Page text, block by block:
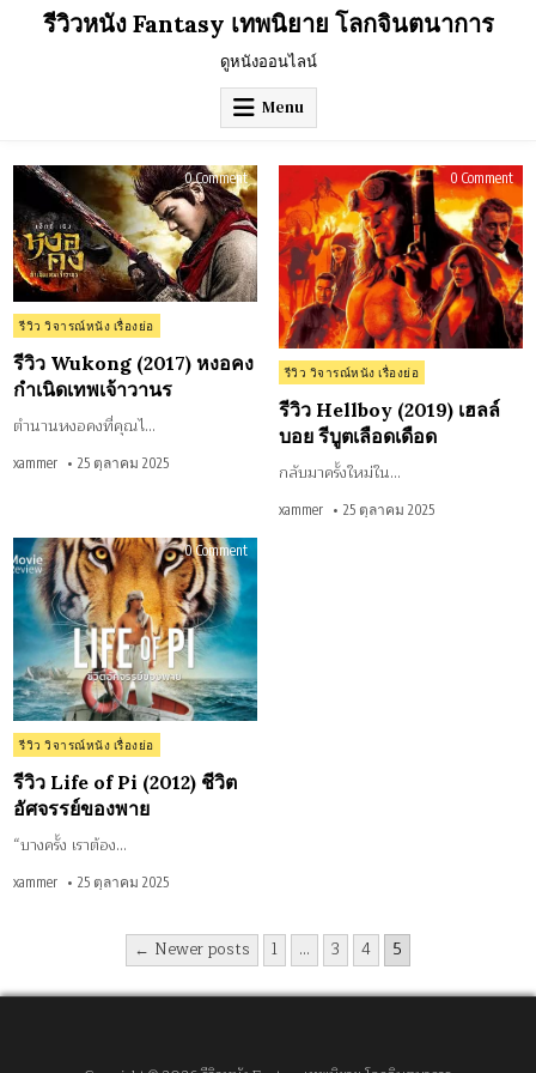
รีวิวหนัง Fantasy เทพนิยาย โลกจินตนาการ
ดูหนังออนไลน์
Menu
0 Commenton
รีวิว
Wukong
(2017)
หงอ
คง
กำเนิด
เทพเจ้า
วานร
Posted
in
รีวิว วิจารณ์หนัง เรื่องย่อ
รีวิว Wukong (2017) หงอคง
กำเนิดเทพเจ้าวานร
ตำนานหงอคงที่คุณไ…
xammer 25 ตุลาคม 2025
0 Commenton
รีวิว
เฮ
ลล์
บอ
รี
บูต
เลื
เดื
Posted
in
รีวิว วิจารณ์หนัง เรื่องย่อ
รีวิว Hellboy (2019) เฮลล์
บอย รีบูตเลือดเดือด
กลับมาครั้งใหม่ใน…
xammer 25 ตุลาคม 2025
0 Commenton
Life
of
(2012)
อัศจรรย์
ของ
พาย
Posted
in
รีวิว วิจารณ์หนัง เรื่องย่อ
รีวิว Life of Pi (2012) ชีวิต
อัศจรรย์ของพาย
“บางครั้ง เราต้อง…
xammer 25 ตุลาคม 2025
pagination
← Newer posts 1 … 3 4 5